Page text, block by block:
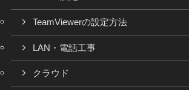
TeamViewerの設定方法
LAN・電話工事
クラウド